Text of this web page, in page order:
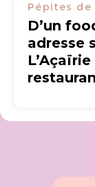
Pépites de
D’un
adresse